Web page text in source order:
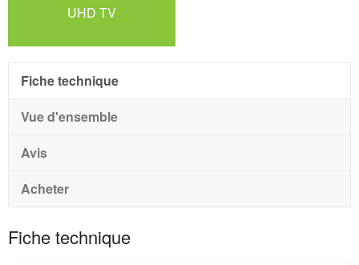
UHD TV
Fiche technique
Vue d'ensemble
Avis
Acheter
Fiche technique